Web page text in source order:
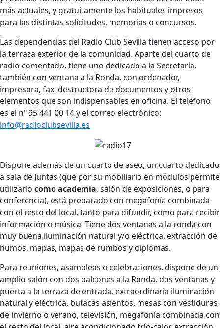
más actuales, y gratuitamente los habituales impresos
para las distintas solicitudes, memorias o concursos.
Las dependencias del Radio Club Sevilla tienen acceso por
la terraza exterior de la comunidad. Aparte del cuarto de
radio comentado, tiene uno dedicado a la Secretaría,
también con ventana a la Ronda, con ordenador,
impresora, fax, destructora de documentos y otros
elementos que son indispensables en oficina. El teléfono
es el nº 95 441 00 14 y el correo electrónico:
info@radioclubsevilla.es
Dispone además de un cuarto de aseo, un cuarto dedicado
a sala de Juntas (que por su mobiliario en módulos permite
utilizarlo como academia, salón de exposiciones, o para
conferencia), está preparado con megafonía combinada
con el resto del local, tanto para difundir, como para recibir
información o música. Tiene dos ventanas a la ronda con
muy buena iluminación natural y/o eléctrica, extracción de
humos, mapas, mapas de rumbos y diplomas.
Para reuniones, asambleas o celebraciones, dispone de un
amplio salón con dos balcones a la Ronda, dos ventanas y
puerta a la terraza de entrada, extraordinaria iluminación
natural y eléctrica, butacas asientos, mesas con vestiduras
de invierno o verano, televisión, megafonía combinada con